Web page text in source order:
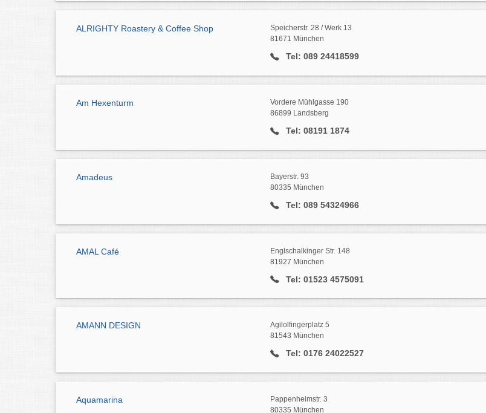
ALRIGHTY Roastery & Coffee Shop
Speicherstr. 28 / Werk 13
81671 München
Tel: 089 24418599
Am Hexenturm
Vordere Mühlgasse 190
86899 Landsberg
Tel: 08191 1874
Amadeus
Bayerstr. 93
80335 München
Tel: 089 54324966
AMAL Café
Englschalkinger Str. 148
81927 München
Tel: 01523 4575091
AMANN DESIGN
Agilolfingerplatz 5
81543 München
Tel: 0176 24022527
Aquamarina
Pappenheimstr. 3
80335 München